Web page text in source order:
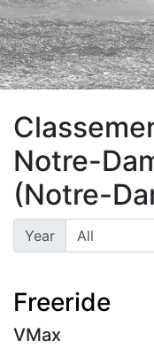
Notre-
(Notre-
Year
Freeride
VMax